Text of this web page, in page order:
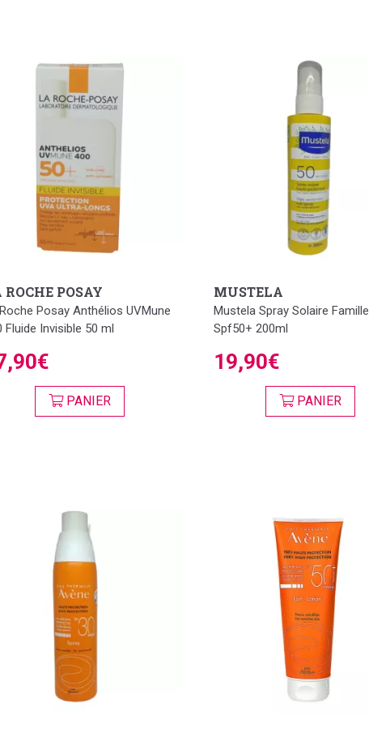
ROCHE POSAY
Posay Anthélios UVMune
Fluide Invisible 50 ml
PANIER
MUSTELA
Mustela Spray Solaire Famille
Spf50+ 200ml
19,90€
PANIER